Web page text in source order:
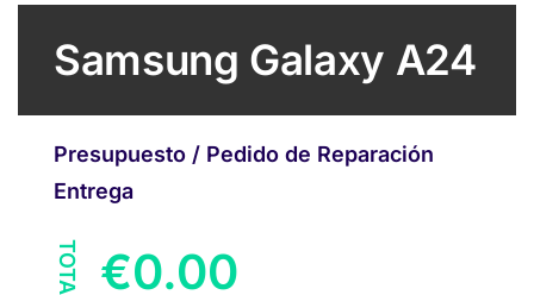
Samsung Galaxy A24
Presupuesto / Pedido de Reparación
Entrega
TOTAL €0.00